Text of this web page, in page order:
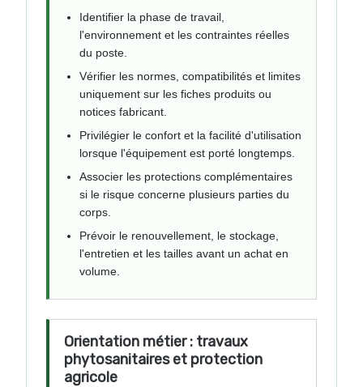
Identifier la phase de travail,
l'environnement et les contraintes réelles
du poste.
Vérifier les normes, compatibilités et limites
uniquement sur les fiches produits ou
notices fabricant.
Privilégier le confort et la facilité d'utilisation
lorsque l'équipement est porté longtemps.
Associer les protections complémentaires
si le risque concerne plusieurs parties du
corps.
Prévoir le renouvellement, le stockage,
l'entretien et les tailles avant un achat en
volume.
Orientation métier : travaux
phytosanitaires et protection
agricole